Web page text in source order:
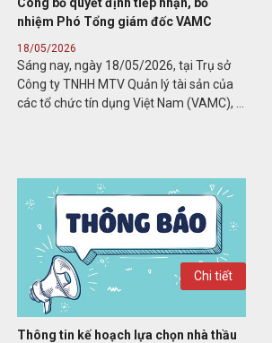
nhiệm Phó Tổng giám đốc VAMC
18/05/2026
Sáng nay, ngày 18/05/2026, tại Trụ sở
Công ty TNHH MTV Quản lý tài sản của
các tổ chức tín dụng Việt Nam (VAMC), ...
Chi tiết
Thông tin kế hoạch lựa chọn nhà thầu